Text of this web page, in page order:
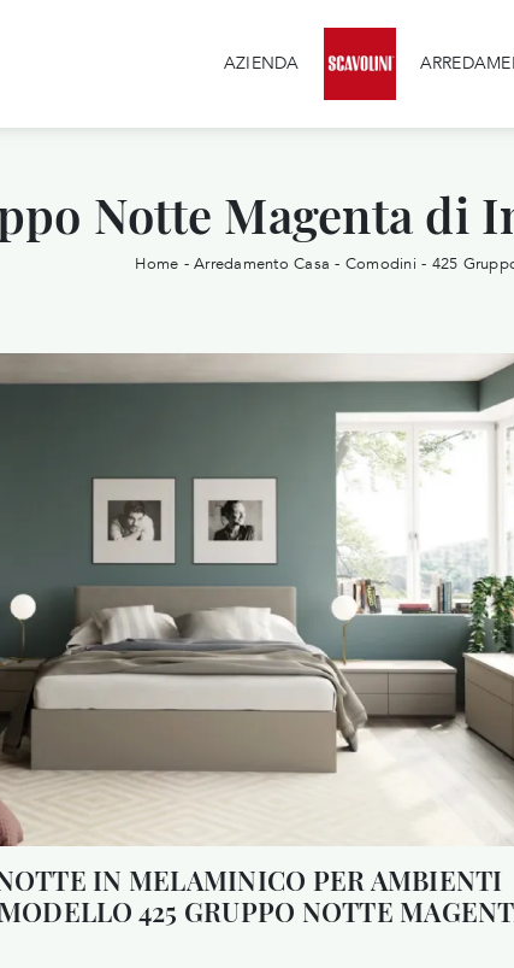
AZIENDA
Notte Magenta di
Home -Arredamento Casa - Comodini - 425
IN MELAMINICO PER AMBIENTI
425 GRUPPO NOTTE